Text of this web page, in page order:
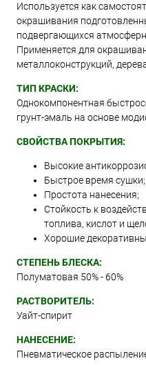
Используется как
окрашивания
подвергающихся
Применяется для
металлоконструкций,
ТИП КРАСКИ:
Однокомпонентная
грунт-эмаль на основе
СВОЙСТВА ПОКРЫТИЯ:
Высокие
Быстрое время сушки;
Простота нанесения;
Стойкость к
топлива, кислот и
Хорошие
СТЕПЕНЬ БЛЕСКА:
Полуматовая 50% - 60%
РАСТВОРИТЕЛЬ:
Уайт-спирит
НАНЕСЕНИЕ:
Пневматическое